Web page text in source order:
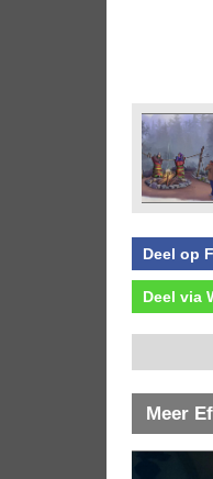
Deel op
Deel via
Meer